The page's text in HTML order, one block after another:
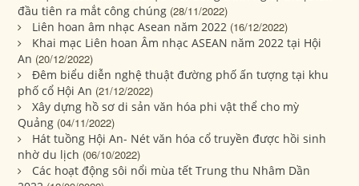
đầu tiên ra mắt công chúng (28/11/2022)
Liên hoan âm nhạc Asean năm 2022 (16/12/2022)
Khai mạc Liên hoan Âm nhạc ASEAN năm 2022 tại Hội
An (20/12/2022)
Đêm biểu diễn nghệ thuật đường phố ấn tượng tại khu
phố cổ Hội An (21/12/2022)
Xây dựng hồ sơ di sản văn hóa phi vật thể cho mỳ
Quảng (04/11/2022)
Hát tuồng Hội An- Nét văn hóa cổ truyền được hồi sinh
nhờ du lịch (06/10/2022)
Các hoạt động sôi nổi mùa tết Trung thu Nhâm Dần